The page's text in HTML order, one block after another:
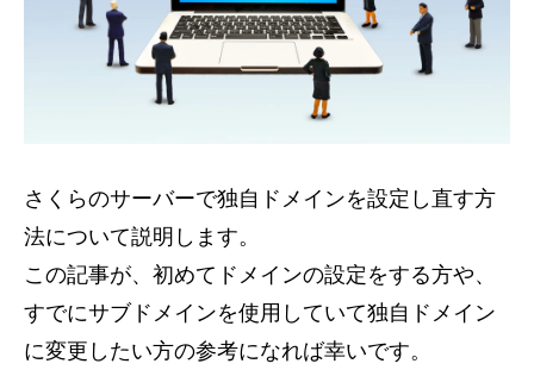
さくらのサーバーで独自ドメインを設定し直す方
法について説明します。
この記事が、初めてドメインの設定をする方や、
すでにサブドメインを使用していて独自ドメイン
に変更したい方の参考になれば幸いです。